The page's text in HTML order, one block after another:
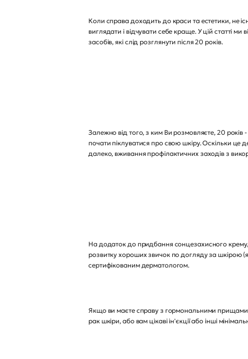
Коли справа доходить до краси та естетики, не
виглядати і відчувати себе краще. У цій статті
засобів, які слід розглянути після 20 років.
Залежно від того, з ким Ви розмовляєте, 20
почати піклуватися про свою шкіру. Оскільки це
далеко, вживання профілактичних заходів з
На додаток до придбання сонцезахисного
розвитку хороших звичок по догляду за шкірою
сертифікованим дерматологом.
Якщо ви маєте справу з гормональними прищами
рак шкіри, або вам цікаві ін'єкції або інші